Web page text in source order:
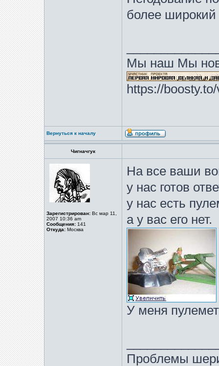
более широкий
Мы наш Мы
https://
Вернуться к началу
Чигначгук
Зарегистрирован: Вс мар 11,
2007 10:36 am
Сообщения: 141
Откуда: Москва
На все ваши
у нас готов
у нас есть
а у вас его нет.
У меня
Проблемы